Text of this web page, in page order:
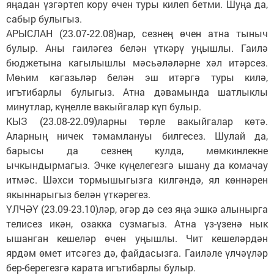
яңадан үзгәртеп кору өчен туры килеп бетми. Шуңа да,
сабыр булыгыз.
АРЫСЛАН (23.07-22.08)нар, сезнең өчен атна тыныч
булыр. Аны гаиләгез белән үткәрү уңышлы. Гаилә
бюджетына кагылышлы мәсьәләләрне хәл итәрсез.
Мөһим кәгазьләр белән эш итәргә туры килә,
игътибарлы булыгыз. Атна дәвамында шатлыклы
минутлар, күңелле вакыйгалар күп булыр.
КЫЗ (23.08-22.09)ларны төрле вакыйгалар көтә.
Аларның ничек тәмамлануы билгесез. Шулай да,
барысы да сезнең кулда, мөмкинлекне
ычкындырмагыз. Эчке күңелегезгә ышану да комачау
итмәс. Шәхси тормышыгызга килгәндә, ял көннәрен
якыннарыгыз белән үткәрегез.
ҮЛЧӘҮ (23.09-23.10)ләр, әгәр дә сез яңа эшкә алынырга
телисез икән, озакка сузмагыз. Атна үз-үзенә нык
ышанган кешеләр өчен уңышлы. Чит кешеләрдән
ярдәм өмет итсәгез дә, файдасызга. Гаиләле үлчәүләр
бер-берегезгә карата игътибарлы булыр.